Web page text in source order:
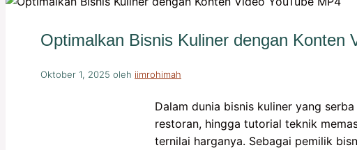
Optimalkan Bisnis Kuliner dengan Konten
Oktober 1, 2025 oleh iimrohimah
Dalam dunia bisnis kuliner yang
restoran, hingga tutorial teknik
ternilai harganya. Sebagai pemilik